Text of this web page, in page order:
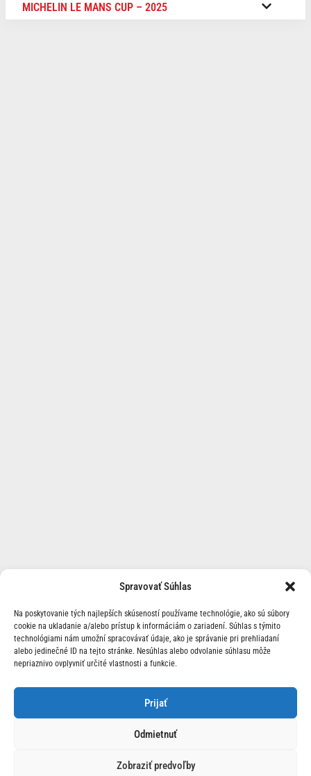
Spravovať Súhlas
Na poskytovanie tých najlepších skúseností používame technológie, ako sú súbory
cookie na ukladanie a/alebo prístup k informáciám o zariadení. Súhlas s týmito
technológiami nám umožní spracovávať údaje, ako je správanie pri prehliadaní
alebo jedinečné ID na tejto stránke. Nesúhlas alebo odvolanie súhlasu môže
nepriaznivo ovplyvniť určité vlastnosti a funkcie.
Prijať
Odmietnuť
Zobraziť predvoľby
MICHELIN LE MANS CUP – 2025
O Nás | Kontakt